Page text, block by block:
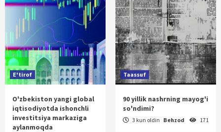
E'tirof
O'zbekiston yangi global
iqtisodiyotda ishonchli
investitsiya markaziga
aylanmoqda
Taassuf
90 yillik nashrning mayog'i
so'ndimi?
3 kun oldin Behzod 171